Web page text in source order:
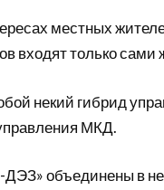
местных
входят только сами
некий гибрид
МКД.
ДЭЗ» объединены в